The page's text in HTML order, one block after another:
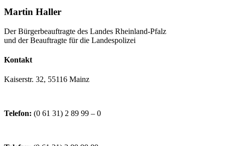
Martin Haller
Der Bürgerbeauftragte des Landes Rheinland-Pfalz
und der Beauftragte für die Landespolizei
Kontakt
Kaiserstr. 32, 55116 Mainz
Telefon: (0 61 31) 2 89 99 – 0